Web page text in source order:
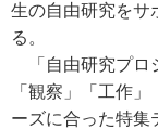
生の自由研究をサ
る。
「自由研究プロ
「観察」「工作
ーズに合った特集